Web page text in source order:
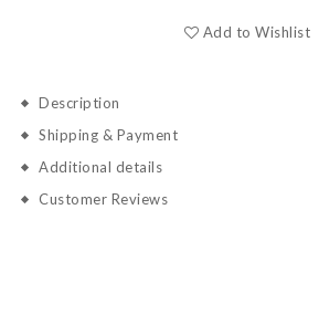
Add to Wishlist
Description
Shipping & Payment
Additional details
Customer Reviews